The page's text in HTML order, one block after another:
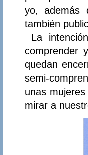
yo, además
también
La
comprender
quedan
semi-
unas
mirar a